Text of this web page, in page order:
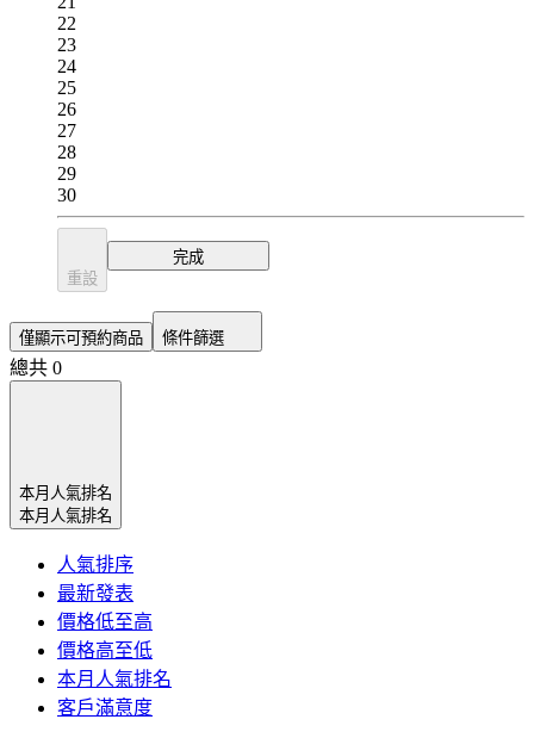
22
23
24
25
26
27
28
29
30
重設
完成
僅顯示可預約商品 條件篩選
總共 0
本月人氣排名
本月人氣排名
人氣排序
最新發表
價格低至高
價格高至低
本月人氣排名
客戶滿意度